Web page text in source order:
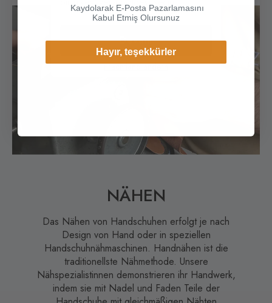
NÄHEN
Das Nähen von Handschuhen erfolgt je nach
Design von Hand oder in speziellen
Handschuhnähmaschinen. Handnähen ist die
traditionellste Nähmethode. Unsere
Nähspezialistinnen demonstrieren ihr Handwerk,
indem sie mit Nadel und Faden Teile der
Devam
Frachtland ändern
Kaydolarak E-Posta Pazarlamasını
Kabul Etmiş Olursunuz
Hayır, teşekkürler